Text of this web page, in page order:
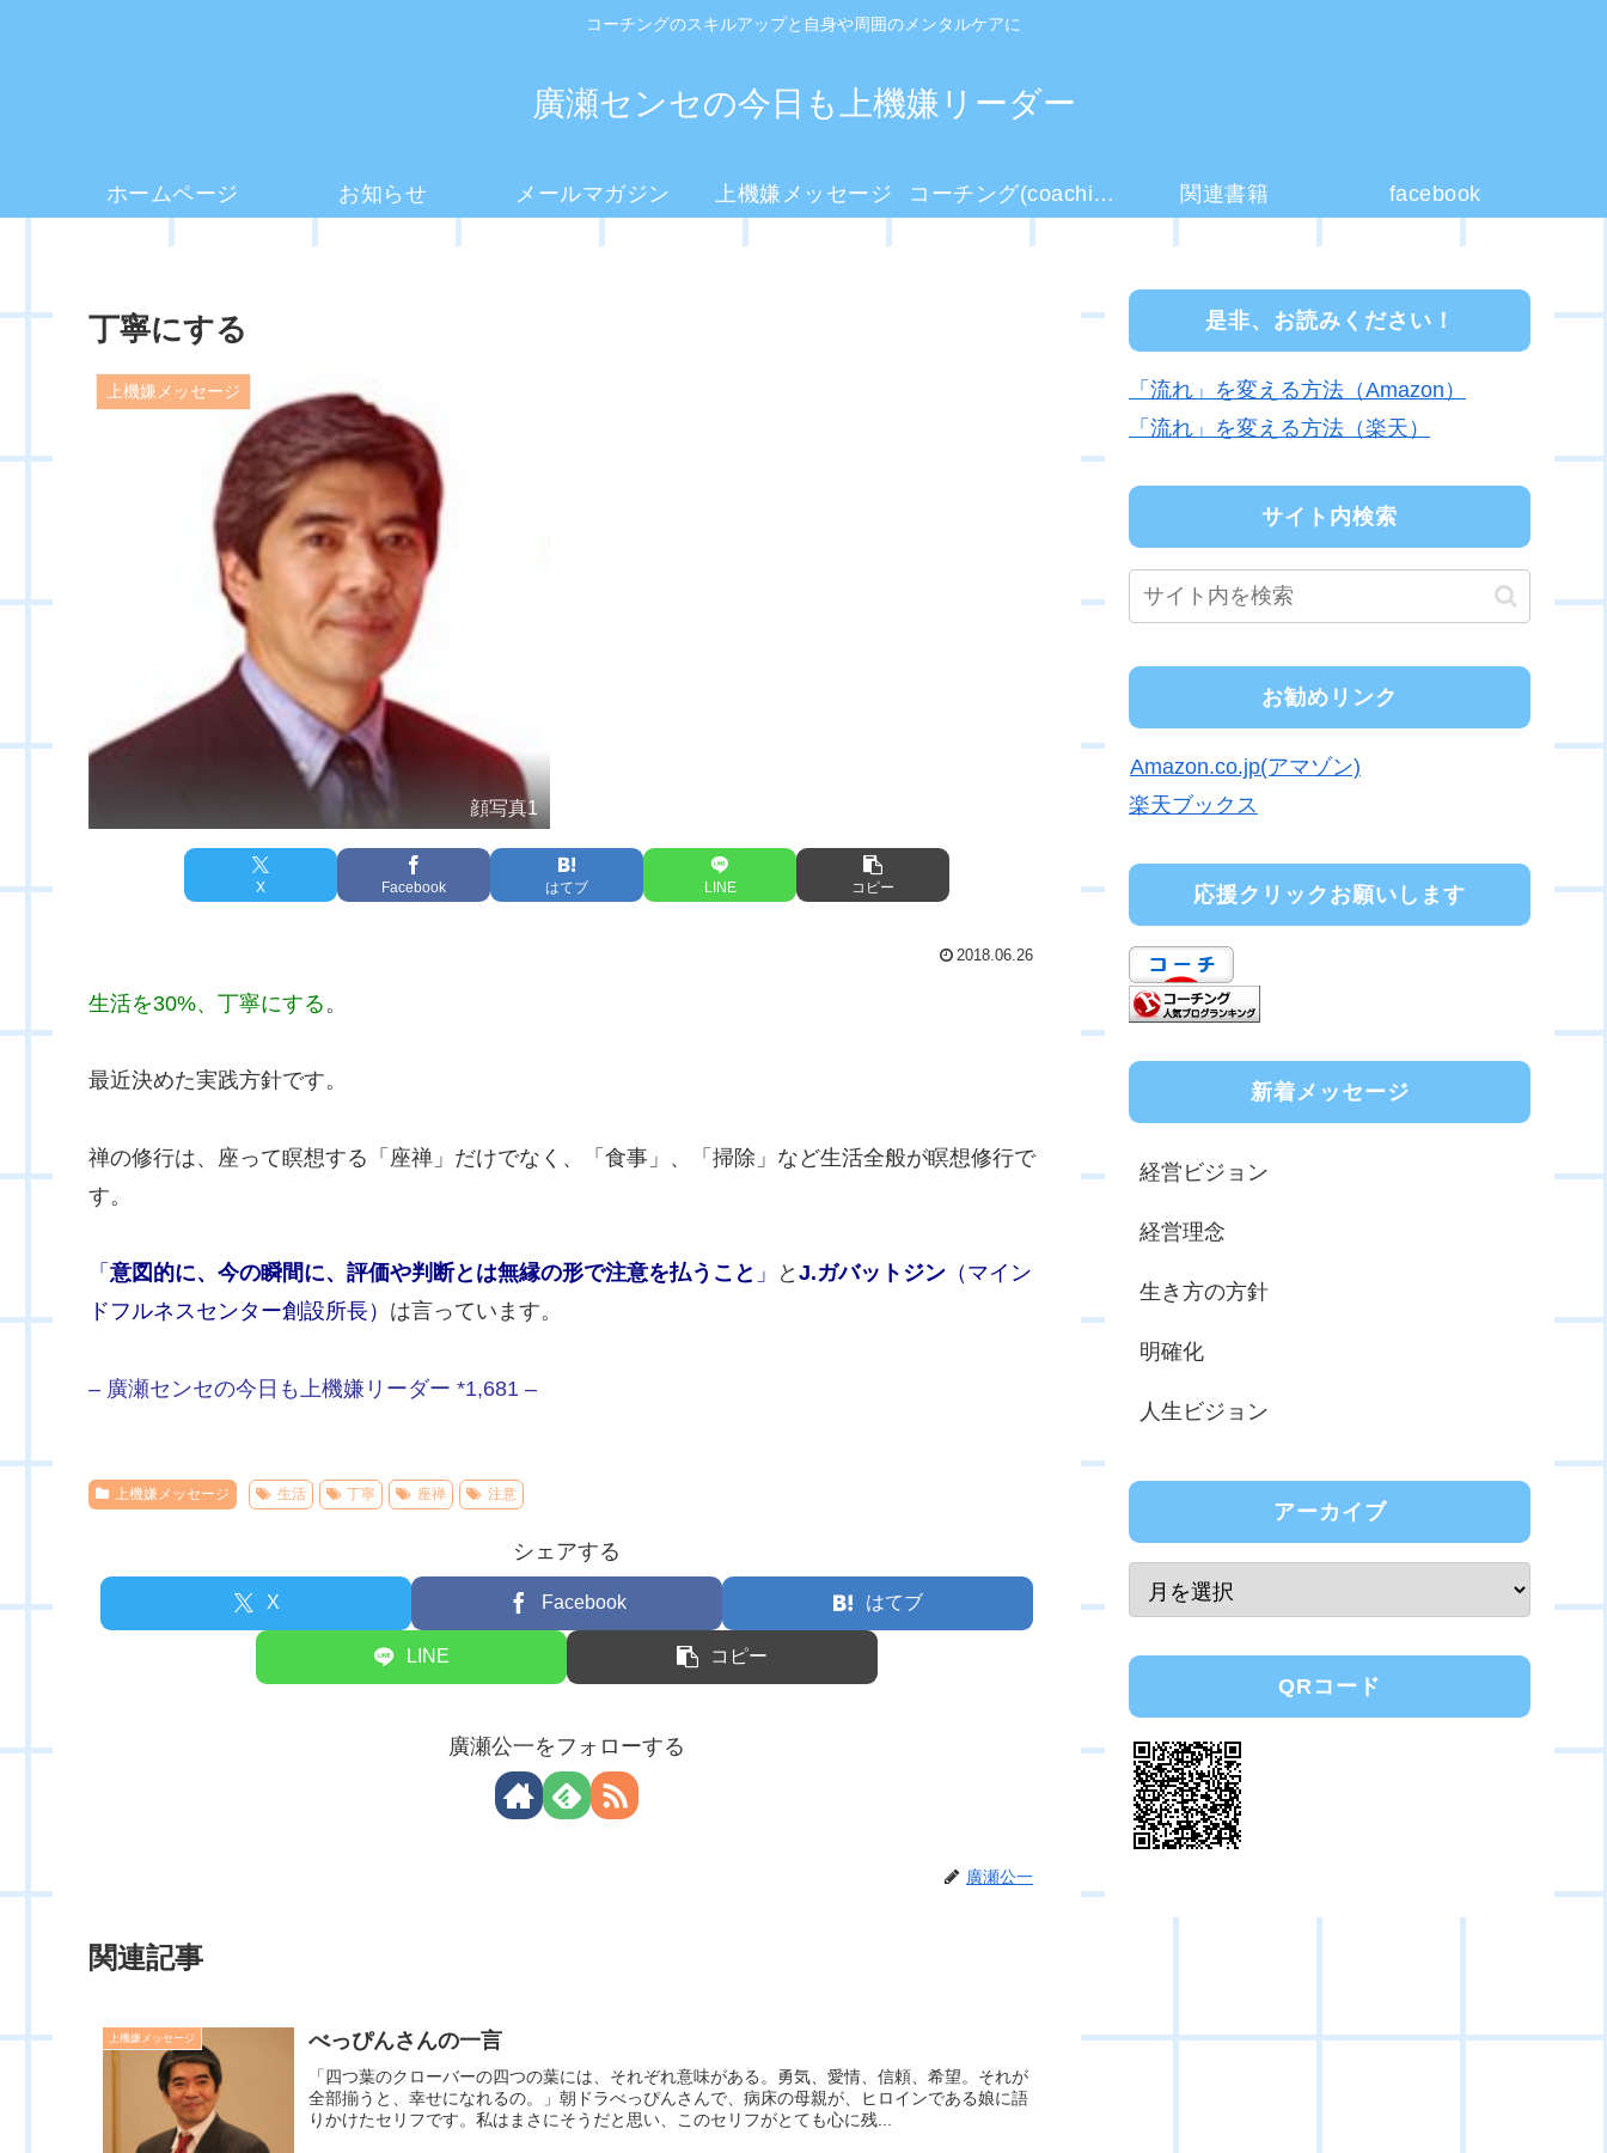
コーチングのスキルアップと自身や周囲のメンタルケアに
廣瀬センセの今日も上機嫌リーダー
ホームページ お知らせ メールマガジン 上機嫌メッセージ コーチング(coaching)とは？ 関連書籍 facebook
丁寧にする
上機嫌メッセージ
顔写真1
X Facebook はてブ LINE コピー
2018.06.26
生活を30%、丁寧にする 。
最近決めた実践方針です。
禅の修行は、座って瞑想する「座禅」だけでなく、「食事」、「掃除」など生活全般が瞑想修行で
す。
「 意図的に、今の瞬間に、評価や判断とは無縁の形で注意を払うこと 」 と J.ガバットジン （マイン
ドフルネスセンター創設所長） は言っています。
– 廣瀬センセの今日も上機嫌リーダー *1,681 –
上機嫌メッセージ 生活 丁寧 座禅 注意
シェアする
X Facebook はてブ
LINE コピー
廣瀬公一をフォローする
廣瀬公一
関連記事
上機嫌メッセージ べっぴんさんの一言
「四つ葉のクローバーの四つの葉には、それぞれ意味がある。勇気、愛情、信頼、希望。それが
全部揃うと、幸せになれるの。」朝ドラべっぴんさんで、病床の母親が、ヒロインである娘に語
りかけたセリフです。私はまさにそうだと思い、このセリフがとても心に残...
是非、お読みください！
「流れ」を変える方法（Amazon）
「流れ」を変える方法（楽天）
サイト内検索
お勧めリンク
Amazon.co.jp(アマゾン)
楽天ブックス
応援クリックお願いします
新着メッセージ
経営ビジョン
経営理念
生き方の方針
明確化
人生ビジョン
アーカイブ
QRコード